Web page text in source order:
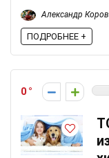
Александр
ПОДРОБНЕЕ +
0